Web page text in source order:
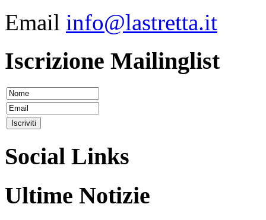
Email info@lastretta.it
Iscrizione Mailinglist
Social Links
Ultime Notizie